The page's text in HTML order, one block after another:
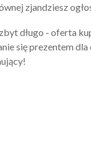
zjandziesz
długo - oferta
się prezentem